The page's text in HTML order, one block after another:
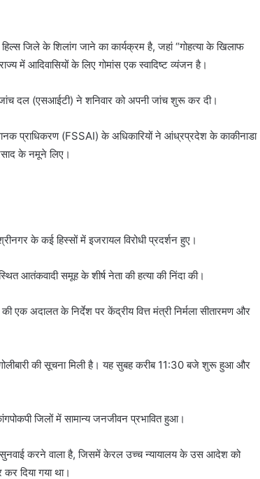
जिले के शिलांग जाने का कार्यक्रम है, जहां “गोहत्या के खिलाफ
में आदिवासियों के लिए गोमांस एक स्वादिष्ट व्यंजन है।
जांच दल (एसआईटी) ने शनिवार को अपनी जांच शुरू कर दी।
प्राधिकरण (FSSAI) के अधिकारियों ने आंध्रप्रदेश के काकीनाडा
के नमूने लिए।
के कई हिस्सों में इजरायल विरोधी प्रदर्शन हुए।
आतंकवादी समूह के शीर्ष नेता की हत्या की निंदा की।
एक अदालत के निर्देश पर केंद्रीय वित्त मंत्री निर्मला सीतारमण और
की सूचना मिली है। यह सुबह करीब 11:30 बजे शुरू हुआ और
जिलों में सामान्य जनजीवन प्रभावित हुआ।
सुनवाई करने वाला है, जिसमें केरल उच्च न्यायालय के उस आदेश को
दिया गया था।